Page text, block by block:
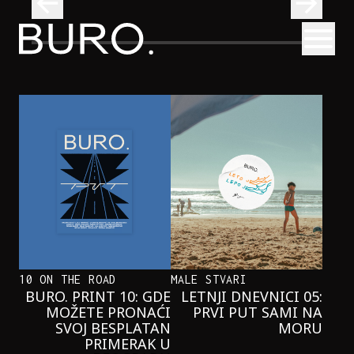
BURO.
ONAJ JEDAN PROIZVOD KOJI
STALNO SELIMO SA POLICE U
TORBE
10 ON THE ROAD
BURO. PRINT 10: GDE
MOŽETE PRONAĆI
SVOJ BESPLATAN
PRIMERAK U
MALE STVARI
LETNJI DNEVNICI 05:
PRVI PUT SAMI NA
MORU